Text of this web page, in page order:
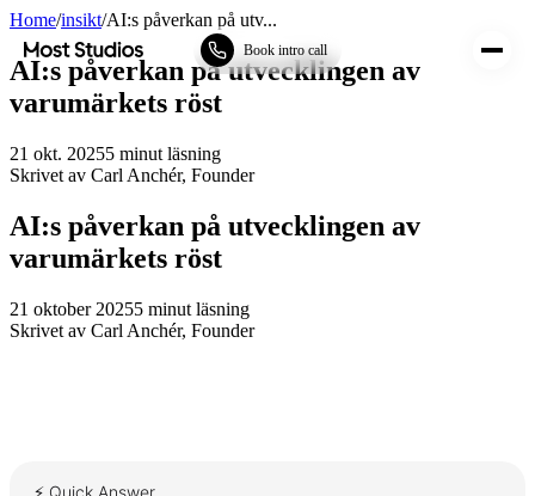
Most Studios Book intro call
Home/insikt/AI:s påverkan på utv...
AI:s påverkan på utvecklingen av
varumärkets röst
21 okt. 20255 minut läsning
Skrivet av Carl Anchér, Founder
AI:s påverkan på utvecklingen av
varumärkets röst
21 oktober 20255 minut läsning
Skrivet av Carl Anchér, Founder
⚡ Quick Answer